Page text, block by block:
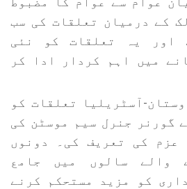
کے درمیان تعلقات کی سب
اور یہ تعلقات کو نئی
میں اہم کردار ادا کر
آسٹریلیا تعلقات کو
گورنر جنرل سیم موسٹن کی
عزم کی تعریف کی۔ دونوں
والے سالوں میں جامع
کو مزید مستحکم کرنے